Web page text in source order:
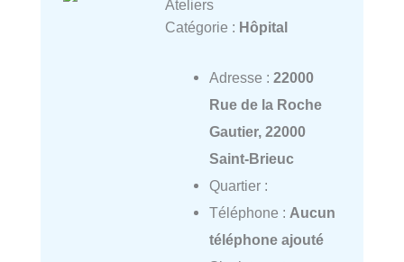
Ateliers
Catégorie : Hôpital
Adresse : 22000
Rue de la Roche
Gautier, 22000
Saint-Brieuc
Quartier :
Téléphone : Aucun
téléphone ajouté